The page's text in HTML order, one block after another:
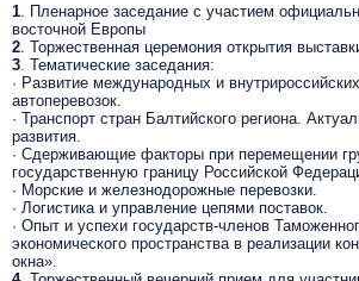
1 . Пленарное заседание с участием
восточной Европы
2 . Торжественная церемония открытия
3 . Тематические заседания:
· Развитие международных и
автоперевозок.
· Транспорт стран Балтийского региона.
развития.
· Сдерживающие факторы при перемещении
государственную границу Российской
· Морские и железнодорожные перевозки.
· Логистика и управление цепями поставок.
· Опыт и успехи государств-членов
экономического пространства в реализации
окна».